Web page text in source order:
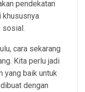
pendekatan
khususnya
sosial.
cara sekarang
Kita perlu jadi
yang baik untuk
dengan